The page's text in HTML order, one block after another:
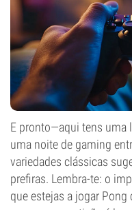
E pronto—aqui tens uma
uma noite de gaming
variedades clássicas
prefiras. Lembra-te: o
que estejas a jogar